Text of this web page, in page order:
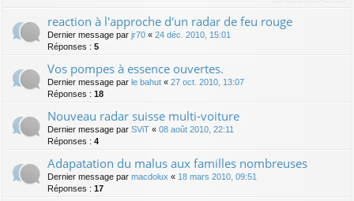
reaction à l'approche d'un radar de feu rouge
Dernier message par jr70 « 24 déc. 2010, 15:01
Réponses : 5
Vos pompes à essence ouvertes.
Dernier message par le bahut « 27 oct. 2010, 13:07
Réponses : 18
Nouveau radar suisse multi-voiture
Dernier message par SViT « 08 août 2010, 22:11
Réponses : 4
Adapatation du malus aux familles nombreuses
Dernier message par macdolux « 18 mars 2010, 09:51
Réponses : 17